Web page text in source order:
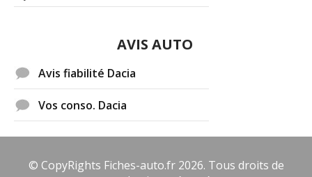
AVIS AUTO
Avis fiabilité Dacia
Vos conso. Dacia
© CopyRights Fiches-auto.fr 2026. Tous droits de